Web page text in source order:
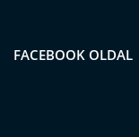
FACEBOOK OLDAL